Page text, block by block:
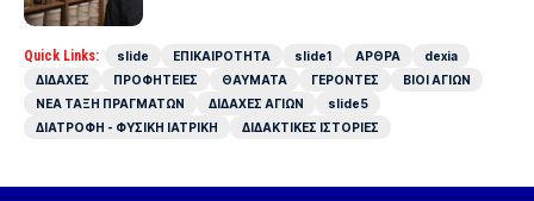
Quick Links: slide ΕΠΙΚΑΙΡΟΤΗΤΑ slide1 ΑΡΘΡΑ
dexia
ΔΙΔΑΧΕΣ
ΠΡΟΦΗΤΕΙΕΣ ΘΑΥΜΑΤΑ ΓΕΡΟΝΤΕΣ
ΒΙΟΙ ΑΓΙΩΝ
ΝΕΑ ΤΑΞΗ ΠΡΑΓΜΑΤΩΝ
ΔΙΔΑΧΕΣ ΑΓΙΩΝ
slide5
ΔΙΑΤΡΟΦΗ - ΦΥΣΙΚΗ ΙΑΤΡΙΚΗ
ΔΙΔΑΚΤΙΚΕΣ ΙΣΤΟΡΙΕΣ